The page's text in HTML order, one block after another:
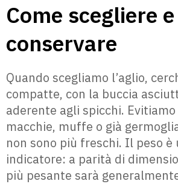
Come scegliere e
conservare
Quando scegliamo l’aglio,
compatte, con la buccia
aderente agli spicchi.
macchie, muffe o già
non sono più freschi. Il peso è
indicatore: a parità di
più pesante sarà